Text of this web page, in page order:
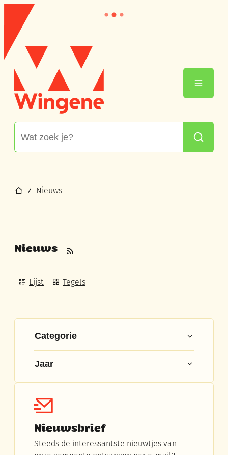
Naar inhoud
Wingene
Zoeken
Menu
Startpagina
Nieuws
Nieuws
RSS
Lijst
Tegels
Filter op
Categorie
Jaar
Nieuwsbrief
Steeds de interessantste nieuwtjes van